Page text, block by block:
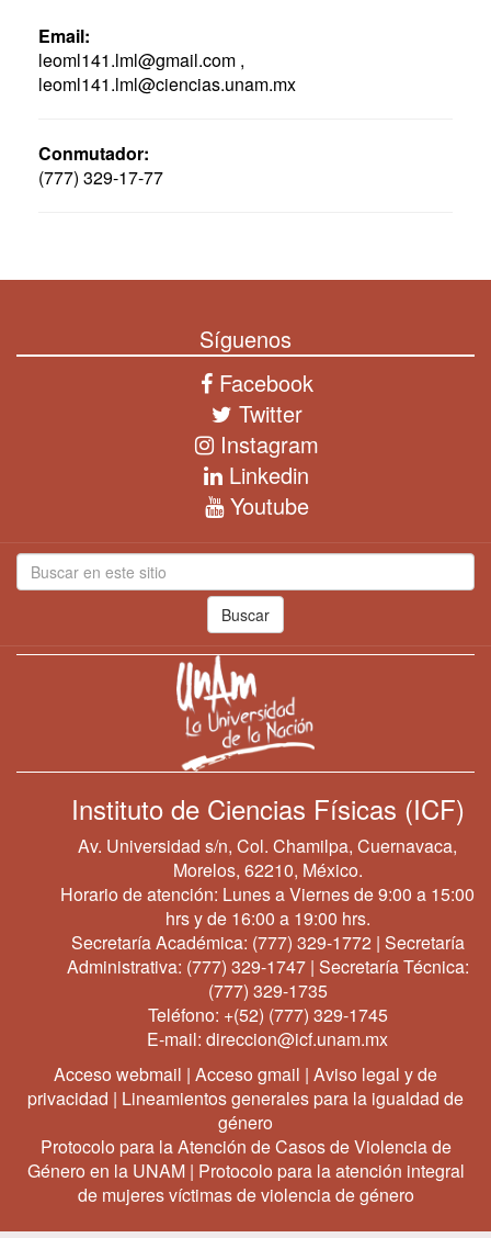
Email:
leoml141.lml@gmail.com ,
leoml141.lml@ciencias.unam.mx
Conmutador:
(777) 329-17-77
Síguenos
Facebook
Twitter
Instagram
Linkedin
Youtube
Buscar
Instituto de Ciencias Físicas (ICF)
Av. Universidad s/n, Col. Chamilpa, Cuernavaca,
Morelos, 62210, México.
Horario de atención: Lunes a Viernes de 9:00 a 15:00
hrs y de 16:00 a 19:00 hrs.
Secretaría Académica: (777) 329-1772 | Secretaría
Administrativa: (777) 329-1747| Secretaría Técnica:
(777) 329-1735
Teléfono: +(52) (777) 329-1745
E-mail: direccion@icf.unam.mx
Acceso webmail | Acceso gmail | Aviso legal y de
privacidad | Lineamientos generales para la igualdad de
género
Protocolo para la Atención de Casos de Violencia de
Género en la UNAM| Protocolo para la atención integral
de mujeres víctimas de violencia de género